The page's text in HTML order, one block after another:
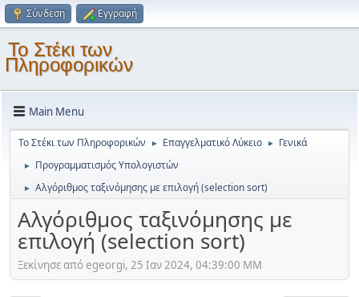
Σύνδεση Εγγραφή
Το Στέκι των
Πληροφορικών
Main Menu
Το Στέκι των Πληροφορικών ► Επαγγελματικό Λύκειο ► Γενικά
► Προγραμματισμός Υπολογιστών
► Αλγόριθμος ταξινόμησης με επιλογή (selection sort)
Αλγόριθμος ταξινόμησης με
επιλογή (selection sort)
Ξεκίνησε από egeorgi, 25 Ιαν 2024, 04:39:00 ΜΜ